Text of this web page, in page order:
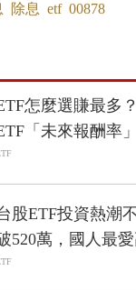
除息 etf 00878
怎麼選賺最多
「未來報酬率」
股ETF投資熱潮
520萬，國人最